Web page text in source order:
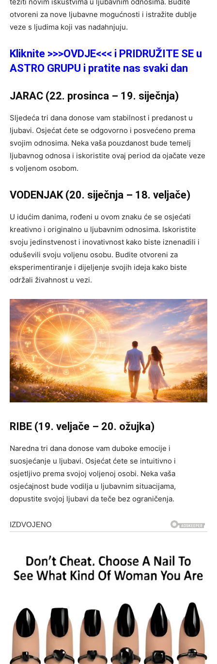
otvoreni za nove ljubavne mogućnosti i istražite dublje
veze s ljudima koji vas nadahnjuju.
Kliknite >>>OVDJE<<< i PRIDRUŽITE SE u
ASTRO GRUPU i pratite nas svaki dan
JARAC (22. prosinca – 19. siječnja)
Sljedeća tri dana donose vam stabilnost i predanost u
ljubavi. Osjećat ćete se odgovorno i posvećeno prema
svojim odnosima. Neka vaša pouzdanost bude temelj
ljubavnog odnosa i iskoristite ovaj period da ojačate veze
s voljenom osobom.
VODENJAK (20. siječnja – 18. veljače)
U idućim danima, rođeni u ovom znaku će se osjećati
kreativno i originalno u ljubavnim odnosima. Iskoristite
svoju jedinstvenost i inovativnost kako biste iznenadili i
oduševili svoju voljenu osobu. Budite otvoreni za
eksperimentiranje i dijeljenje svojih ideja kako biste
održali živahnost u vezi.
RIBE (19. veljače – 20. ožujka)
Naredna tri dana donose vam duboke emocije i
suosjećanje u ljubavi. Osjećat ćete se intuitivno i
osjetljivo prema svojoj voljenoj osobi. Neka vaša
osjećajnost bude vodilja u ljubavnim situacijama,
dopustite svojoj ljubavi da teče bez ograničenja.